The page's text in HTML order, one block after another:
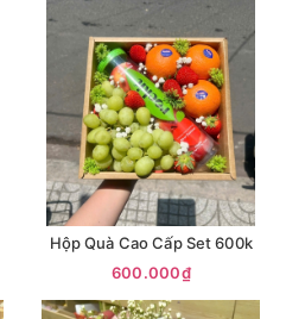
Hộp Quà Cao Cấp Set 600k
600.000₫